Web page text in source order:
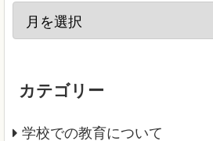
カテゴリー
学校での教育について